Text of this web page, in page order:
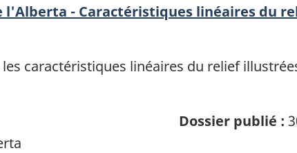
l'Alberta - Caractéristiques linéaires du
caractéristiques linéaires du relief
Dossier publié :